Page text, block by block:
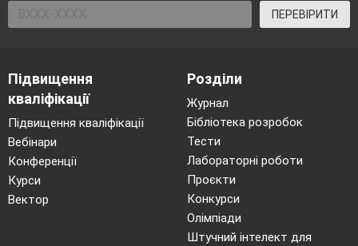
ПЕРЕВІРИТИ
Підвищення
кваліфікації
Підвищення кваліфікації
Вебінари
Конференції
Курси
Вектор
Розділи
Журнал
Бібліотека розробок
Тести
Лабораторні роботи
Проєкти
Конкурси
Олімпіади
Штучний інтелект для